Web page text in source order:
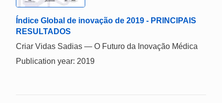
Índice Global de inovação de 2019 - PRINCIPAIS
RESULTADOS
Criar Vidas Sadias — O Futuro da Inovação Médica
Publication year: 2019